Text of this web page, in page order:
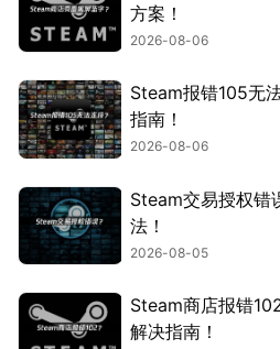
方案！
2026-08-06
Steam报错105无
指南！
2026-08-06
Steam交易授权错
法！
2026-08-05
Steam商店报错
解决指南！